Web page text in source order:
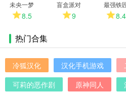
未央一梦
8.5
盲盒派对
9
最强铁
8.4
热门合集
冷狐汉化 汉化手机游戏
可莉的恶作剧
原神同人